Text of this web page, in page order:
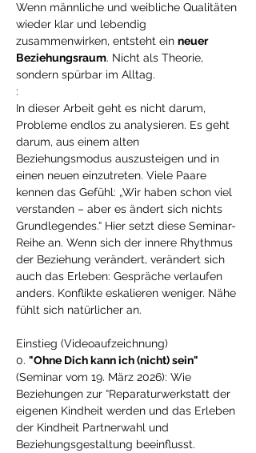
Wenn männliche und weibliche Qualitäten
wieder klar und lebendig
zusammenwirken, entsteht ein neuer
Beziehungsraum. Nicht als Theorie,
sondern spürbar im Alltag.
:
In dieser Arbeit geht es nicht darum,
Probleme endlos zu analysieren. Es geht
darum, aus einem alten
Beziehungsmodus auszusteigen und in
einen neuen einzutreten. Viele Paare
kennen das Gefühl: „Wir haben schon viel
verstanden – aber es ändert sich nichts
Grundlegendes.“ Hier setzt diese Seminar-
Reihe an. Wenn sich der innere Rhythmus
der Beziehung verändert, verändert sich
auch das Erleben: Gespräche verlaufen
anders. Konflikte eskalieren weniger. Nähe
fühlt sich natürlicher an.
Einstieg (Videoaufzeichnung)
0. "Ohne Dich kann ich (nicht) sein"
(Seminar vom 19. März 2026): Wie
Beziehungen zur “Reparaturwerkstatt der
eigenen Kindheit werden und das Erleben
der Kindheit Partnerwahl und
Beziehungsgestaltung beeinflusst.